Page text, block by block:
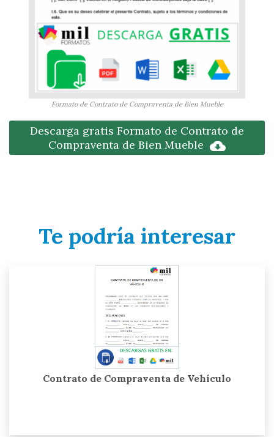
Formato de Contrato de Compraventa de Bien Mueble
Descarga gratis Formato de Contrato de
Compraventa de Bien Mueble
Te podría interesar
Contrato de Compraventa de Vehículo